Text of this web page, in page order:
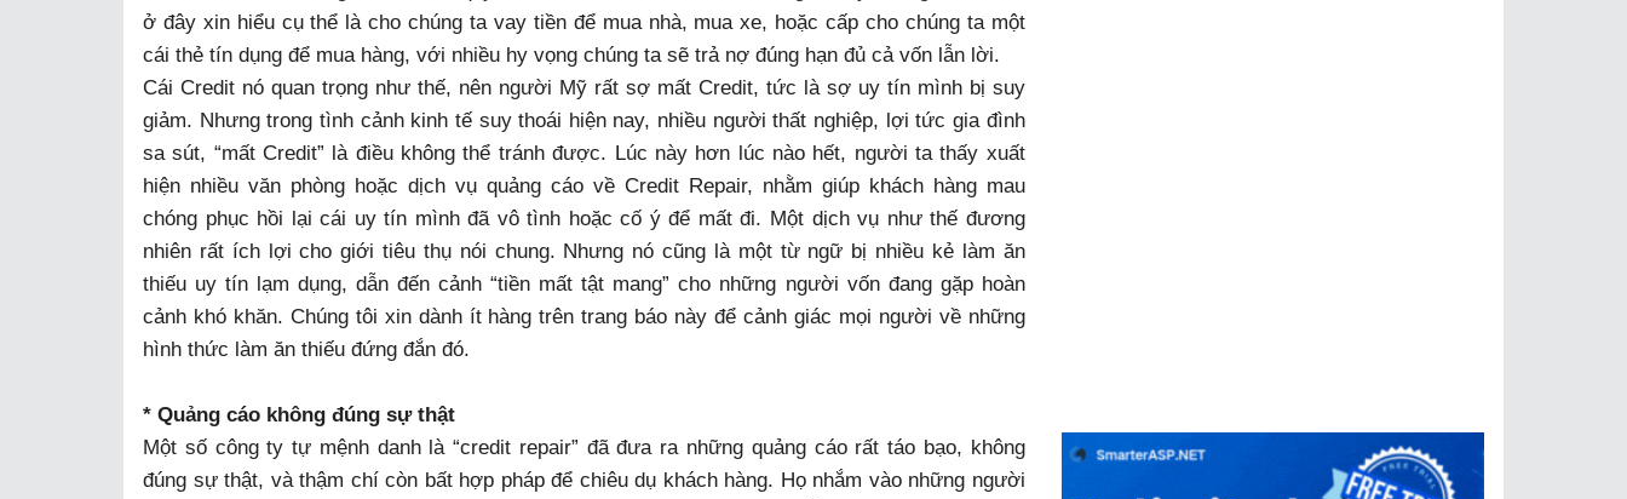
ở đây xin hiểu cụ thể là cho chúng ta vay tiền để mua nhà, mua xe, hoặc cấp cho chúng ta một
cái thẻ tín dụng để mua hàng, với nhiều hy vọng chúng ta sẽ trả nợ đúng hạn đủ cả vốn lẫn lời.
Cái Credit nó quan trọng như thế, nên người Mỹ rất sợ mất Credit, tức là sợ uy tín mình bị suy
giảm. Nhưng trong tình cảnh kinh tế suy thoái hiện nay, nhiều người thất nghiệp, lợi tức gia đình
sa sút, “mất Credit” là điều không thể tránh được. Lúc này hơn lúc nào hết, người ta thấy xuất
hiện nhiều văn phòng hoặc dịch vụ quảng cáo về Credit Repair, nhằm giúp khách hàng mau
chóng phục hồi lại cái uy tín mình đã vô tình hoặc cố ý để mất đi. Một dịch vụ như thế đương
nhiên rất ích lợi cho giới tiêu thụ nói chung. Nhưng nó cũng là một từ ngữ bị nhiều kẻ làm ăn
thiếu uy tín lạm dụng, dẫn đến cảnh “tiền mất tật mang” cho những người vốn đang gặp hoàn
cảnh khó khăn. Chúng tôi xin dành ít hàng trên trang báo này để cảnh giác mọi người về những
hình thức làm ăn thiếu đứng đắn đó.
* Quảng cáo không đúng sự thật
Một số công ty tự mệnh danh là “credit repair” đã đưa ra những quảng cáo rất táo bạo, không
đúng sự thật, và thậm chí còn bất hợp pháp để chiêu dụ khách hàng. Họ nhắm vào những người